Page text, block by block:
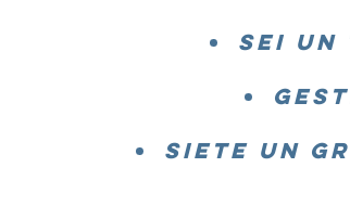
SEI UN
SIETE UN